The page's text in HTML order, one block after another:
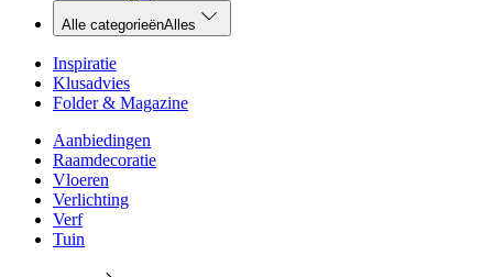
Alle categorieënAlles
Inspiratie
Klusadvies
Folder & Magazine
Aanbiedingen
Raamdecoratie
Vloeren
Verlichting
Verf
Tuin